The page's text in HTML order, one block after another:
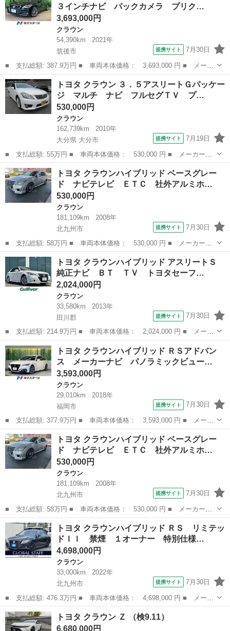
ｔｏｏｔｈ...
３インチナビ バックカメラ プリク…
3,693,000円
クラウン
54,390km
2021年
筑後市
提携サイト 7月30日
■ 支払総額: 387.9万円 ■ 車両本体価格： 3,693,000 円 ■ メーカ
ー名： トヨタ ■ 車種名： クラウンハイブリッド ■ グレード
名： Ｇ 純正１２．３インチナビ バックカメラ プリクラッシュ
セーフティ...
福岡 筑後市 クラウン
トヨタ クラウン ３．５アスリートＧパッケー
ジ マルチ ナビ フルセグＴＶ プ…
530,000円
クラウン
162,739km
2010年
大分県 大分市
提携サイト 7月19日
■ 支払総額: 55万円 ■ 車両本体価格： 530,000 円 ■ メーカー
名： トヨタ ■ 車種名： クラウン ■ グレード名： ３．５アス
リートＧパッケージ マルチ ナビ フルセグＴＶ プッシュスター
ト スマートキー...
大分 大分市 クラウン
トヨタ クラウンハイブリッド ベースグレー
ド ナビテレビ ＥＴＣ 社外アルミホ…
530,000円
クラウン
181,109km
2008年
北九州市
提携サイト 7月30日
■ 支払総額: 58万円 ■ 車両本体価格： 530,000 円 ■ メーカー
名： トヨタ ■ 車種名： クラウンハイブリッド ■ グレード
名： ベースグレード ナビテレビ ＥＴＣ 社外アルミホイール
エアロ アイドリング...
福岡 北九州市 クラウン
トヨタ クラウンハイブリッド アスリートＳ
純正ナビ ＢＴ ＴＶ トヨタセーフ…
2,024,000円
クラウン
33,580km
2013年
田川郡
提携サイト 7月30日
■ 支払総額: 214.9万円 ■ 車両本体価格： 2,024,000 円 ■ メーカ
ー名： トヨタ ■ 車種名： クラウンハイブリッド ■ グレード
名： アスリートＳ 純正ナビ ＢＴ ＴＶ トヨタセーフティセン
ス 衝突軽...
福岡 田川郡 クラウン
トヨタ クラウンハイブリッド ＲＳアドバン
ス メーカーナビ パノラミックビュー…
3,593,000円
クラウン
29,010km
2018年
福岡市
提携サイト 7月30日
■ 支払総額: 377.9万円 ■ 車両本体価格： 3,593,000 円 ■ メーカ
ー名： トヨタ ■ 車種名： クラウンハイブリッド ■ グレード
名： ＲＳアドバンス メーカーナビ パノラミックビューモニタ
ー セーフテ...
福岡 福岡市 クラウン
トヨタ クラウンハイブリッド ベースグレー
ド ナビテレビ ＥＴＣ 社外アルミホ…
530,000円
クラウン
181,109km
2008年
北九州市
提携サイト 7月30日
■ 支払総額: 58万円 ■ 車両本体価格： 530,000 円 ■ メーカー
名： トヨタ ■ 車種名： クラウンハイブリッド ■ グレード
名： ベースグレード ナビテレビ ＥＴＣ 社外アルミホイール
エアロ アイドリング...
福岡 北九州市 クラウン
トヨタ クラウンハイブリッド ＲＳ リミテッ
ドＩＩ 禁煙 １オーナー 特別仕様…
4,698,000円
クラウン
33,000km
2022年
北九州市
提携サイト 7月30日
■ 支払総額: 476.3万円 ■ 車両本体価格： 4,698,000 円 ■ メーカ
ー名： トヨタ ■ 車種名： クラウンハイブリッド ■ グレード
名： ＲＳ リミテッドＩＩ 禁煙 １オーナー 特別仕様車 最終
モデル 専...
福岡 北九州市 クラウン
トヨタ クラウン Ｚ （検9.11）
6,680,000円